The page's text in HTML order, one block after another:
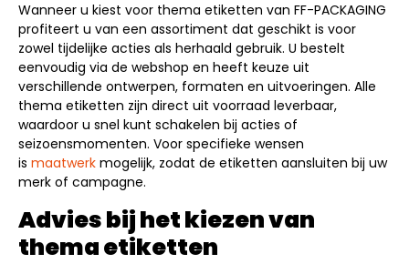
Wanneer u kiest voor thema etiketten van FF-PACKAGING
profiteert u van een assortiment dat geschikt is voor
zowel tijdelijke acties als herhaald gebruik. U bestelt
eenvoudig via de webshop en heeft keuze uit
verschillende ontwerpen, formaten en uitvoeringen. Alle
thema etiketten zijn direct uit voorraad leverbaar,
waardoor u snel kunt schakelen bij acties of
seizoensmomenten. Voor specifieke wensen
is maatwerk mogelijk, zodat de etiketten aansluiten bij uw
merk of campagne.
Advies bij het kiezen van
thema etiketten